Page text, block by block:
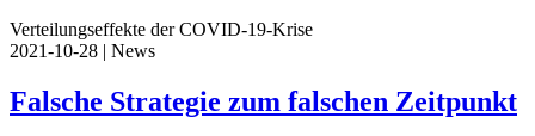
Verteilungseffekte der COVID-19-Krise
2021-10-28 | News
Falsche Strategie zum falschen Zeitpunkt